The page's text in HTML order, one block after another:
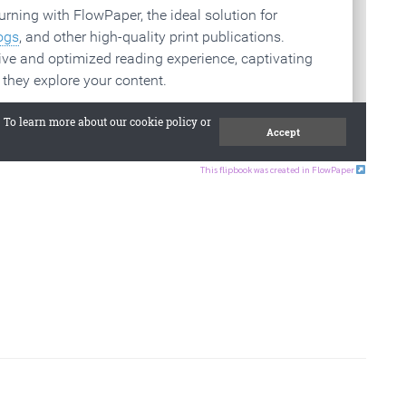
This flipbook was created in FlowPaper